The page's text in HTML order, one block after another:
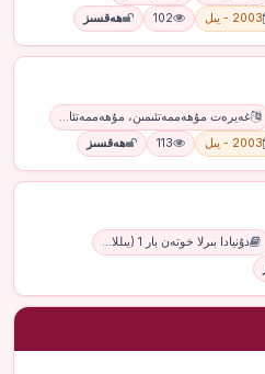
2003 - يىل 102 ھەقسىز
غەيرەت مۇھەممەتئىمىن، مۇھەممەتئا…
2003 - يىل 113 ھەقسىز
دۇنيادا بىرلا خوتەن بار 1 (يىللا…